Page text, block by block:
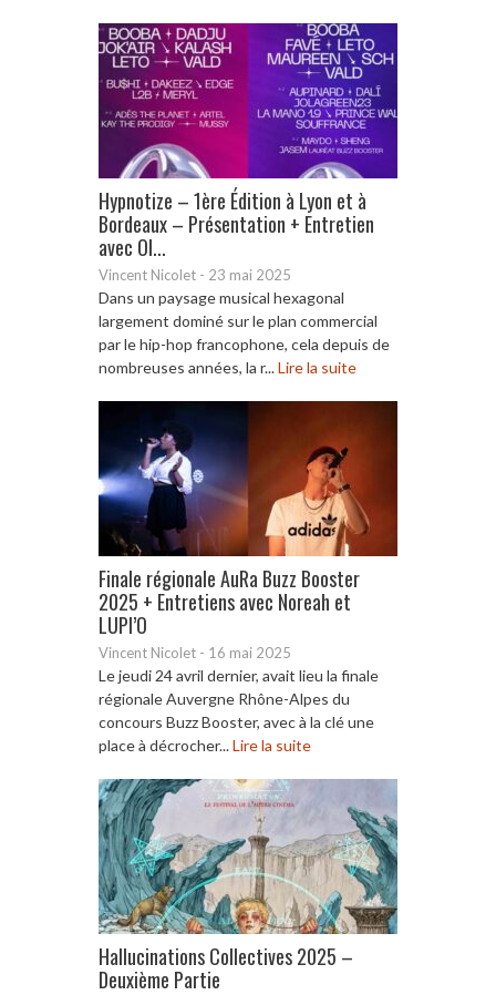
Hypnotize – 1ère Édition à Lyon et à
Bordeaux – Présentation + Entretien
avec Ol...
Vincent Nicolet - 23 mai 2025
Dans un paysage musical hexagonal
largement dominé sur le plan commercial
par le hip-hop francophone, cela depuis de
nombreuses années, la r...Lire la suite
Finale régionale AuRa Buzz Booster
2025 + Entretiens avec Noreah et
LUPI’O
Vincent Nicolet - 16 mai 2025
Le jeudi 24 avril dernier, avait lieu la finale
régionale Auvergne Rhône-Alpes du
concours Buzz Booster, avec à la clé une
place à décrocher...Lire la suite
Hallucinations Collectives 2025 –
Deuxième Partie